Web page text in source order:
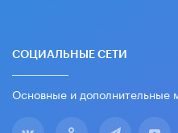
СОЦИАЛЬНЫЕ СЕТИ
Основные и дополнительные